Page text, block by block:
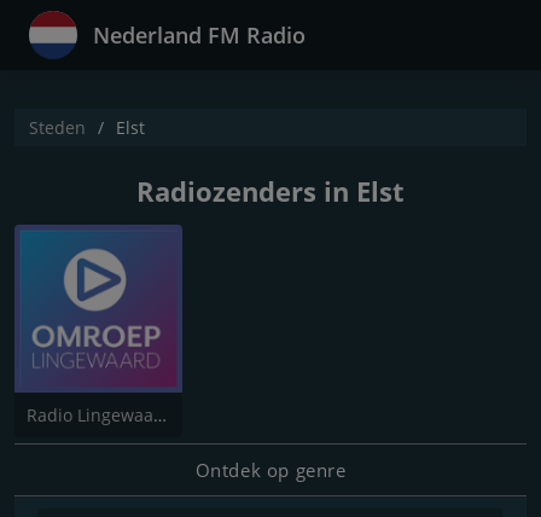
Nederland FM Radio
Steden Elst
Radiozenders in Elst
Radio Lingewaard
Ontdek op genre